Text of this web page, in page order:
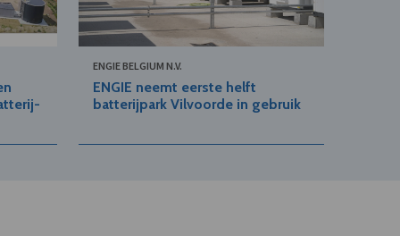
ENGIE BELGIUM N.V.
ENGIE neemt eerste helft
batterijpark Vilvoorde in gebruik